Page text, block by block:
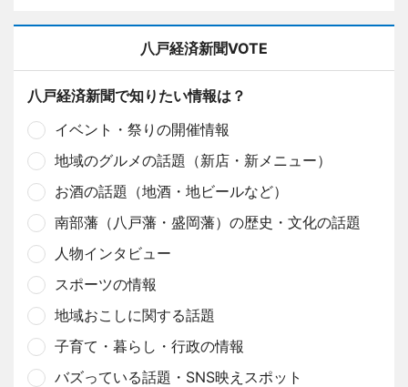
八戸経済新聞VOTE
八戸経済新聞で知りたい情報は？
イベント・祭りの開催情報
地域のグルメの話題（新店・新メニュー）
お酒の話題（地酒・地ビールなど）
南部藩（八戸藩・盛岡藩）の歴史・文化の話題
人物インタビュー
スポーツの情報
地域おこしに関する話題
子育て・暮らし・行政の情報
バズっている話題・SNS映えスポット